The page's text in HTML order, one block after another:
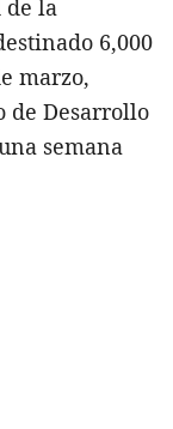
de la
6,000
marzo,
de Desarrollo
semana